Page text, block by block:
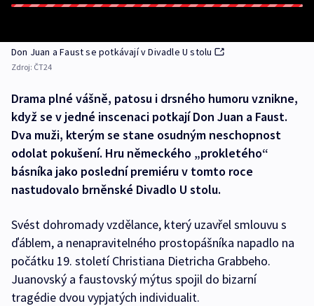
Don Juan a Faust se potkávají v Divadle U stolu
Zdroj: ČT24
Drama plné vášně, patosu i drsného humoru vznikne,
když se v jedné inscenaci potkají Don Juan a Faust.
Dva muži, kterým se stane osudným neschopnost
odolat pokušení. Hru německého „prokletého“
básníka jako poslední premiéru v tomto roce
nastudovalo brněnské Divadlo U stolu.
Svést dohromady vzdělance, který uzavřel smlouvu s
ďáblem, a nenapravitelného prostopášníka napadlo na
počátku 19. století Christiana Dietricha Grabbeho.
Juanovský a faustovský mýtus spojil do bizarní
tragédie dvou vypjatých individualit.